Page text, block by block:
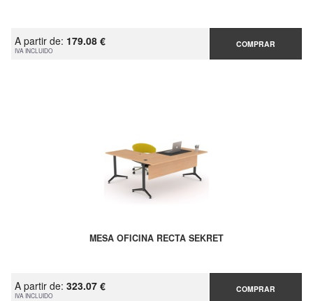
A partir de: 179.08 €
IVA INCLUIDO
COMPRAR
MESA OFICINA RECTA SEKRET
A partir de: 323.07 €
IVA INCLUIDO
COMPRAR